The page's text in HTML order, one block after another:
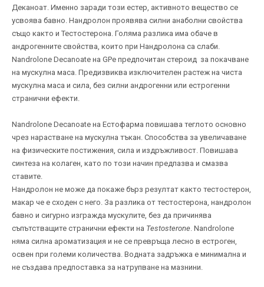
Деканоат. Именно заради този естер, активното вещество се
усвоява бавно. Нандролон проявява силни анаболни свойства
също както и Тестостерона. Голяма разлика има обаче в
андрогенните свойства, които при Нандролона са слаби.
Nandrolone Decanoate на GPе предпочитан стероид за покачване
на мускулна маса. Предизвиква изключителен растеж на чиста
мускулна маса и сила, без силни андрогенни или естрогенни
странични ефекти.
Nandrolone Decanoate на Естофарма повишава теглото основно
чрез нарастване на мускулна тъкан. Способства за увеличаване
на физическите постижения, сила и издръжливост. Повишава
синтеза на колаген, като по този начин предпазва и смазва
ставите.
Нандролон не може да покаже бърз резултат както тестостерон,
макар че е сходен с него. За разлика от тестостерона, нандролон
бавно и сигурно изгражда мускулите, без да причинява
съпътстващите странични ефекти на Testosterone. Nandrolone
няма силна ароматизация и не се превръща лесно в естроген,
освен при големи количества. Водната задръжка е минимална и
не създава предпоставка за натрупване на мазнини.